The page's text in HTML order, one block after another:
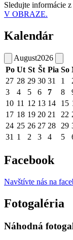
Sledujte informácie
V OBRAZE.
Kalendár
August2026
Po Ut St Št Pia So
27 28 29 30 31 1
3
4 5 6 7 8
10 11 12 13 14 15
17 18 19 20 21 22
24 25 26 27 28 29
31 1 2 3 4 5
Facebook
Navštívte nás na
Fotogaléria
Náhodná